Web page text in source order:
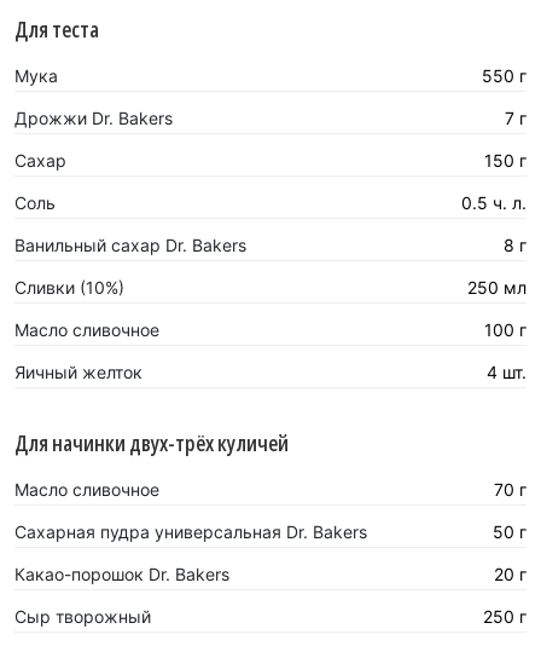
Для теста
Мука 550 г
Дрожжи Dr. Bakers 7 г
Сахар 150 г
Соль 0.5 ч. л.
Ванильный сахар Dr. Bakers 8 г
Сливки (10%) 250 мл
Масло сливочное 100 г
Яичный желток 4 шт.
Для начинки двух-трёх куличей
Масло сливочное 70 г
Сахарная пудра универсальная Dr. Bakers 50 г
Какао-порошок Dr. Bakers 20 г
Сыр творожный 250 г